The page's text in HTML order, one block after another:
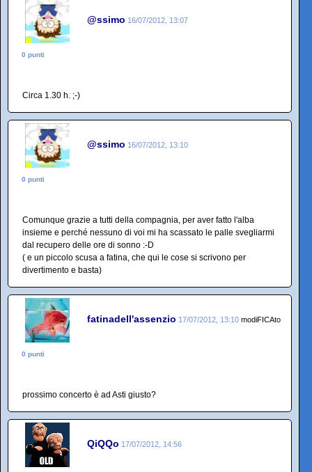
@ssimo 16/07/2012, 13:07
0 punti
Circa 1.30 h. ;-)
@ssimo 16/07/2012, 13:10
0 punti
Comunque grazie a tutti della compagnia, per aver fatto l'alba
insieme e perché nessuno di voi mi ha scassato le palle svegliarmi
dal recupero delle ore di sonno :-D
( e un piccolo scusa a fatina, che qui le cose si scrivono per
divertimento e basta)
fatinadell'assenzio 17/07/2012, 13:10 modiFICAto
0 punti
prossimo concerto è ad Asti giusto?
QiQQo 17/07/2012, 14:56